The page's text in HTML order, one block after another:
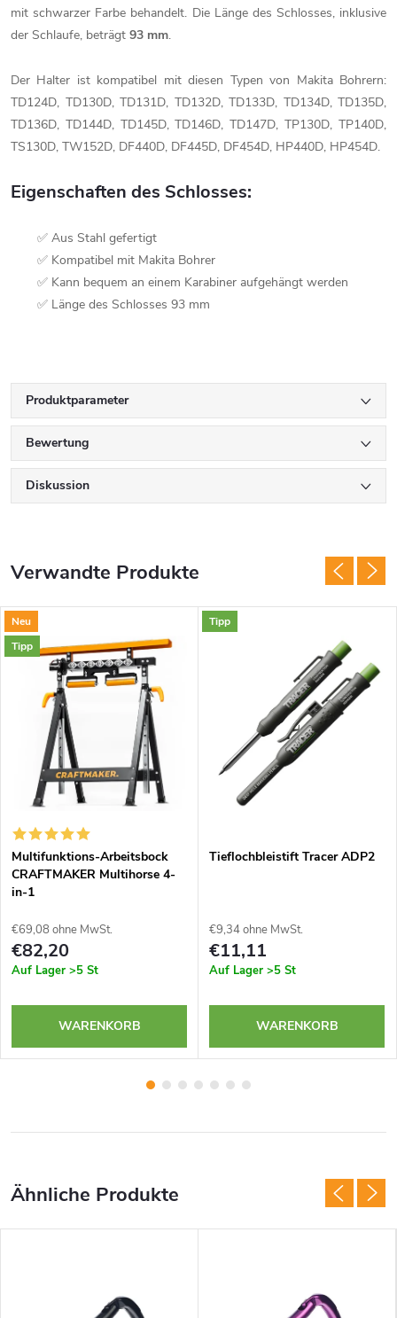
Spezielle
Zubehör
Zapfenzieher
Hatagane
japanische
Werkzeuge
mit schwarzer Farbe behandelt. Die Länge des Schlosses, inklusive
der Schlaufe, beträgt 93 mm.
Der Halter ist kompatibel mit diesen Typen von Makita Bohrern:
TD124D, TD130D, TD131D, TD132D, TD133D, TD134D, TD135D,
TD136D, TD144D, TD145D, TD146D, TD147D, TP130D, TP140D,
TS130D, TW152D, DF440D, DF445D, DF454D, HP440D, HP454D.
Eigenschaften des Schlosses:
✅ Aus Stahl gefertigt
✅ Kompatibel mit Makita Bohrer
✅ Kann bequem an einem Karabiner aufgehängt werden
✅ Länge des Schlosses 93 mm
Produktparameter
Bewertung
Diskussion
Verwandte Produkte
Neu
Tipp
Multifunktions-Arbeitsbock
CRAFTMAKER Multihorse 4-
in-1
€69,08 ohne MwSt.
€82,20
Auf Lager >5 St
WARENKORB
Tipp
Tieflochbleistift Tracer ADP2
€9,34 ohne MwSt.
€11,11
Auf Lager >5 St
WARENKORB